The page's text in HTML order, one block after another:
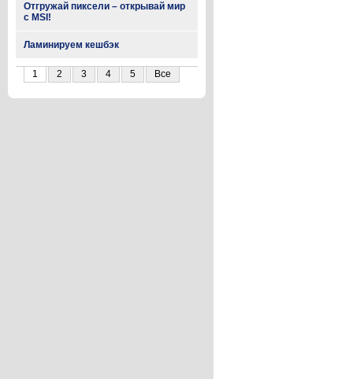
Отгружай пиксели – открывай мир
с MSI!
Ламинируем кешбэк
1 2 3 4 5 Все